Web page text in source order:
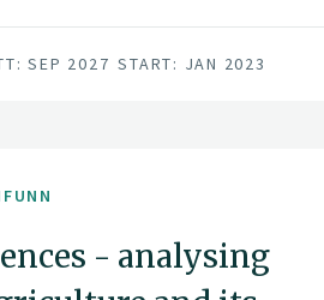
SEP 2027 START: JAN 2023
- analysing